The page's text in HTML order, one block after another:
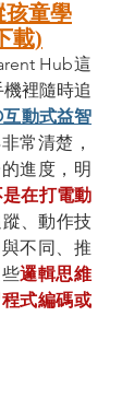
孩童學
載)
Hub這
裡隨時追
互動式益智
常清楚，
進度，明
在打電動
、動作技
不同、推
邏輯思維
式編碼或